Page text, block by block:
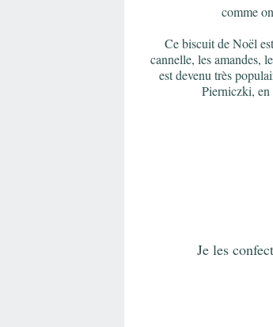
comme on
Ce biscuit de Noël
cannelle, les amandes,
est devenu très
Pierniczki, en
Je les